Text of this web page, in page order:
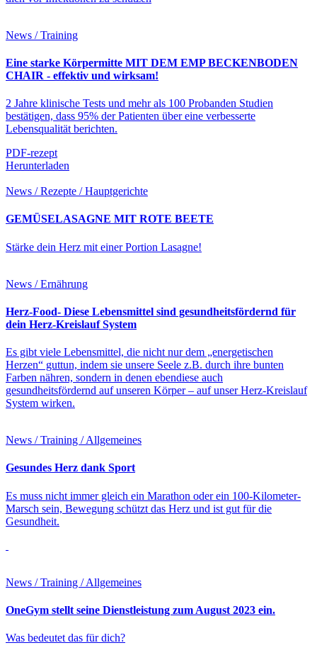
News / Training
Eine starke Körpermitte MIT DEM EMP BECKENBODEN
CHAIR - effektiv und wirksam!
2 Jahre klinische Tests und mehr als 100 Probanden Studien
bestätigen, dass 95% der Patienten über eine verbesserte
Lebensqualität berichten.
PDF-rezept
Herunterladen
News / Rezepte / Hauptgerichte
GEMÜSELASAGNE MIT ROTE BEETE
Stärke dein Herz mit einer Portion Lasagne!
News / Ernährung
Herz-Food- Diese Lebensmittel sind gesundheitsfördernd für
dein Herz-Kreislauf System
Es gibt viele Lebensmittel, die nicht nur dem „energetischen
Herzen“ guttun, indem sie unsere Seele z.B. durch ihre bunten
Farben nähren, sondern in denen ebendiese auch
gesundheitsfördernd auf unseren Körper – auf unser Herz-Kreislauf
System wirken.
News / Training / Allgemeines
Gesundes Herz dank Sport
Es muss nicht immer gleich ein Marathon oder ein 100-Kilometer-
Marsch sein, Bewegung schützt das Herz und ist gut für die
Gesundheit.
News / Training / Allgemeines
OneGym stellt seine Dienstleistung zum August 2023 ein.
Was bedeutet das für dich?